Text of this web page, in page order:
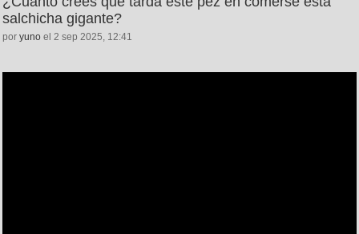
salchicha gigante?
por yuno el 2 sep 2025, 12:41